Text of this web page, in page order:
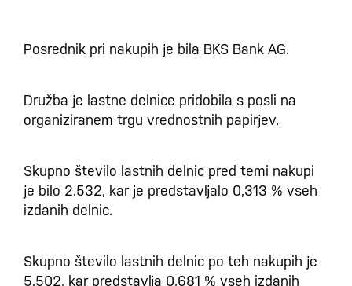
Posrednik pri nakupih je bila BKS Bank AG.
Družba je lastne delnice pridobila s posli na
organiziranem trgu vrednostnih papirjev.
Skupno število lastnih delnic pred temi nakupi
je bilo 2.532, kar je predstavljalo 0,313 % vseh
izdanih delnic.
Skupno število lastnih delnic po teh nakupih je
5.502, kar predstavlja 0,681 % vseh izdanih